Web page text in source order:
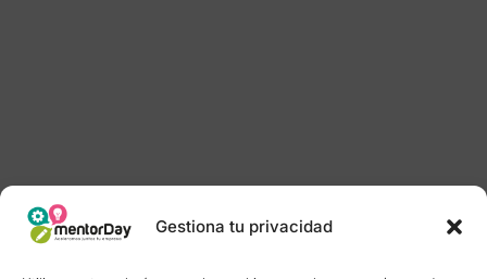
Gestiona tu privacidad